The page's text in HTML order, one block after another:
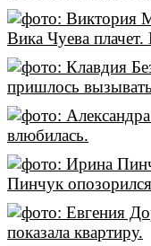
Вика Чуева плачет.
пришлось
влюбилась.
Пинчук
показала квартиру.